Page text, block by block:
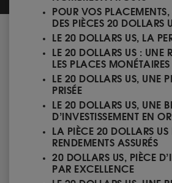
POUR VOS PLACEMENTS,
DES PIÈCES 20 DOLLARS
LE 20 DOLLARS US, LA
LE 20 DOLLARS US : UNE
LES PLACES
LE 20 DOLLARS US, UNE
PRISÉE
LE 20 DOLLARS US, UNE
D’INVESTISSEMENT EN
LA PIÈCE 20 DOLLARS US
RENDEMENTS ASSURÉS
20 DOLLARS US, PIÈCE
PAR EXCELLENCE